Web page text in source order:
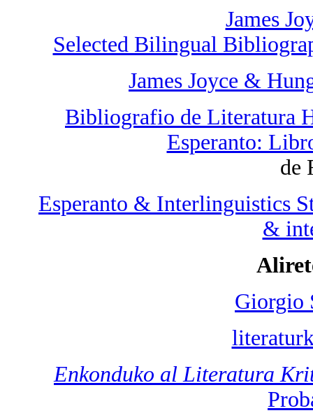
James
Selected Bilingual
James Joyce &
Bibliografio de Literatura
Esperanto:
de
Esperanto & Interlinguistics
&
Giorgio
Enkonduko al Literatura